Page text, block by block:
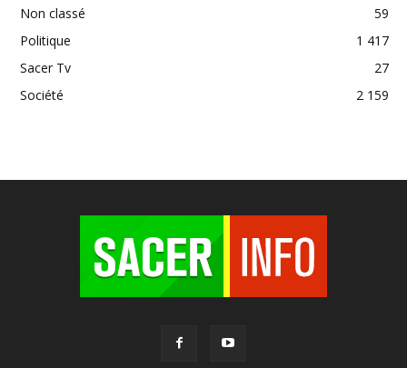
Non classé
59
Politique
1 417
Sacer Tv
27
Société
2 159